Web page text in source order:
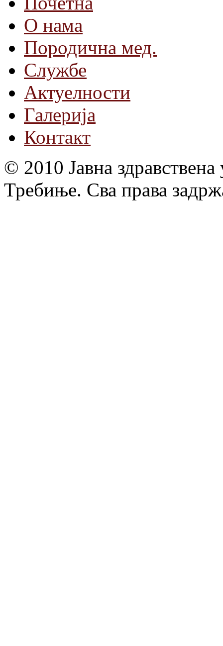
О нама
Породична мед.
Службе
Актуелности
Галерија
Контакт
© 2010 Јавна
Требиње. Сва права